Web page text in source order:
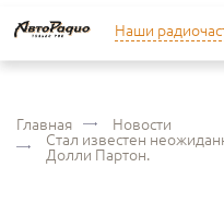
Наши
Главная Новости
Стал известен
Долли Партон.